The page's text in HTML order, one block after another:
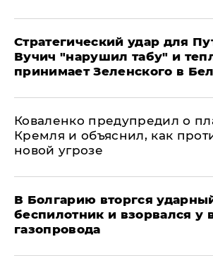
Стратегический удар для
Вучич "нарушил табу" и
принимает Зеленского в
Коваленко предупредил о
Кремля и объяснил, как
новой угрозе
В Болгарию вторгся
беспилотник и взорвался у
газопровода